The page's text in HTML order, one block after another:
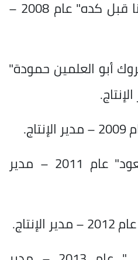
فيلم "إحنا اتقابلنا قبل كده" عام 2008 –
أبو العلمين حمودة"
فيلم "فاصل ونعود" عام 2011 – مدير